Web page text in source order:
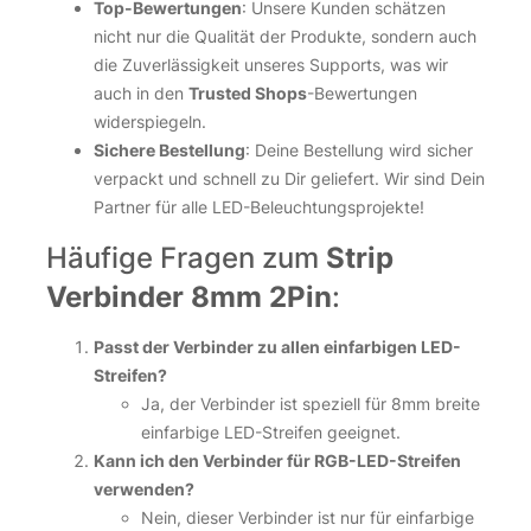
Top-Bewertungen: Unsere Kunden schätzen
nicht nur die Qualität der Produkte, sondern auch
die Zuverlässigkeit unseres Supports, was wir
auch in den Trusted Shops-Bewertungen
widerspiegeln.
Sichere Bestellung: Deine Bestellung wird sicher
verpackt und schnell zu Dir geliefert. Wir sind Dein
Partner für alle LED-Beleuchtungsprojekte!
Häufige Fragen zum Strip
Verbinder 8mm 2Pin:
Passt der Verbinder zu allen einfarbigen LED-
Streifen?
Ja, der Verbinder ist speziell für 8mm breite
einfarbige LED-Streifen geeignet.
Kann ich den Verbinder für RGB-LED-Streifen
verwenden?
Nein, dieser Verbinder ist nur für einfarbige